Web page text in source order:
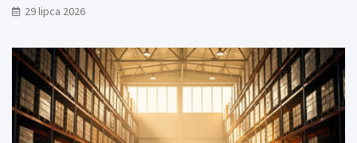
29 lipca 2026